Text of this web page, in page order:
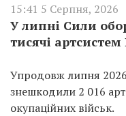
15:41 5 Серпня, 2026
У липні Сили
тисячі
Упродовж липня
знешкодили 2 016
окупаційних військ.